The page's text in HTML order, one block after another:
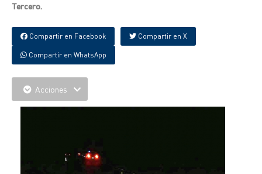
Tercero.
Compartir en Facebook Compartir en X
Compartir en WhatsApp
Acciones